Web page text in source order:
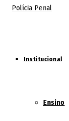
Institucional
Ensino